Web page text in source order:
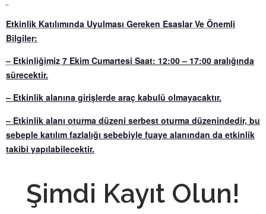
Etkinlik Katılımında Uyulması Gereken Esaslar Ve Önemli
Bilgiler:
– Etkinliğimiz 7 Ekim Cumartesi Saat: 12:00 – 17:00 aralığında
sürecektir.
– Etkinlik alanına girişlerde araç kabulü olmayacaktır.
– Etkinlik alanı oturma düzeni serbest oturma düzenindedir, bu
sebeple katılım fazlalığı sebebiyle fuaye alanından da etkinlik
takibi yapılabilecektir.
Şimdi Kayıt Olun!